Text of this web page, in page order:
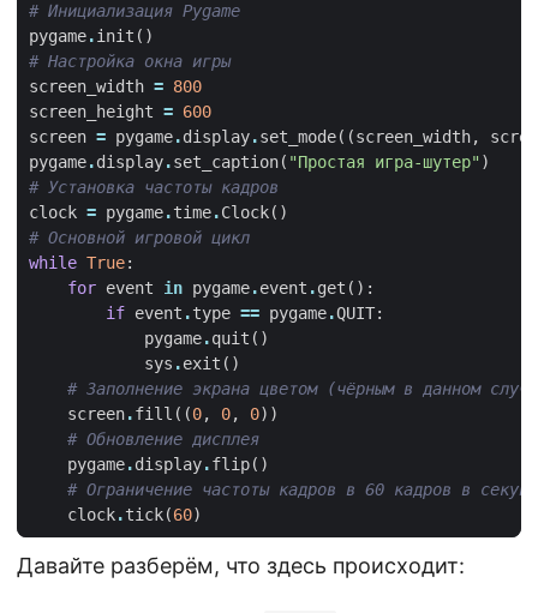
# Инициализация Pygame
pygame.init ()
# Настройка окна игры
screen_width = 800
screen_height = 600
screen = pygame.display.set_mode((screen_width,
pygame.display.set_caption( "Простая игра-шутер")
# Установка частоты кадров
clock = pygame.time.Clock()
# Основной игровой цикл
while True:
for event in pygame.event .get ():
if event .type == pygame.QUIT:
pygame.quit ()
sys .exit ()
# Заполнение экрана цветом (чёрным в данном
screen.fill ((0, 0, 0))
# Обновление дисплея
pygame.display.flip()
# Ограничение частоты кадров в 60 кадров в
clock.tick(60)
Давайте разберём, что здесь происходит: